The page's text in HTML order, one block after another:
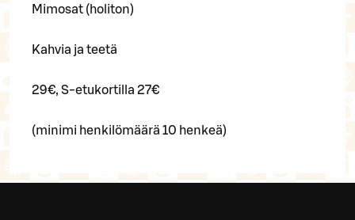
Mimosat (holiton)
Kahvia ja teetä
29€, S-etukortilla 27€
(minimi henkilömäärä 10 henkeä)